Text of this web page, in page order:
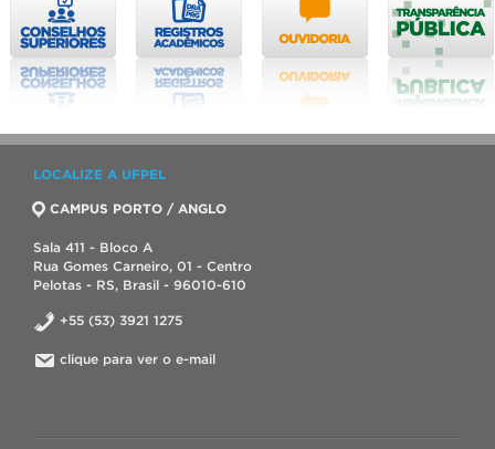
LOCALIZE A UFPEL
CAMPUS PORTO / ANGLO
Sala 411 - Bloco A
Rua Gomes Carneiro, 01 - Centro
Pelotas - RS, Brasil - 96010-610
+55 (53) 3921 1275
clique para ver o e-mail